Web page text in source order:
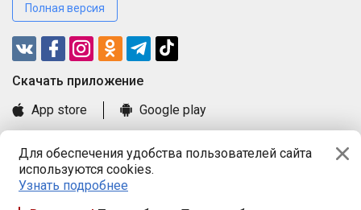
Для обеспечения удобства пользователей сайта
используются cookies.
Узнать подробнее
Полная версия
Cкачать приложение
App store
Google play
Книга замечаний и предложений
Правила и документы